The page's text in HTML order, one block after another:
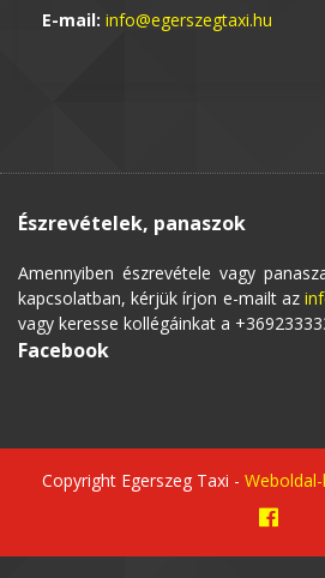
E-mail: info@egerszegtaxi.hu
Észrevételek, panaszok
Amennyiben észrevétele vagy
kapcsolatban, kérjük írjon e-mailt az
vagy keresse kollégáinkat a
Facebook
Copyright Egerszeg Taxi -